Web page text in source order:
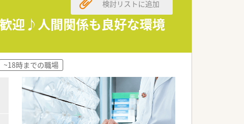
迎♪人間関係も良好な環境
検討リストに追加
~18時までの職場